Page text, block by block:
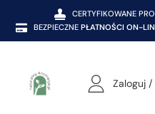
CERTYFIKOWANE
BEZPIECZNE PŁATNOŚCI ON-
Zaloguj